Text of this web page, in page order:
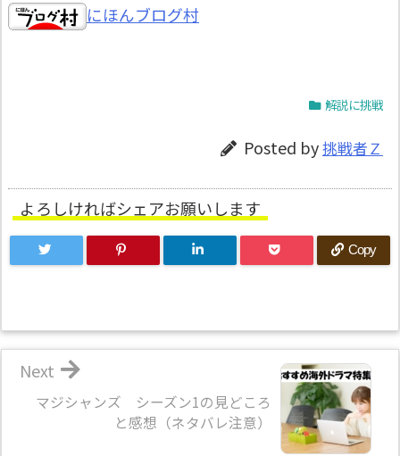
にほんブログ村
解説に挑戦
Posted by挑戦者Ｚ
よろしければシェアお願いします
Copy
マジシャンズ シーズン1の見どころ
と感想（ネタバレ注意）
Next